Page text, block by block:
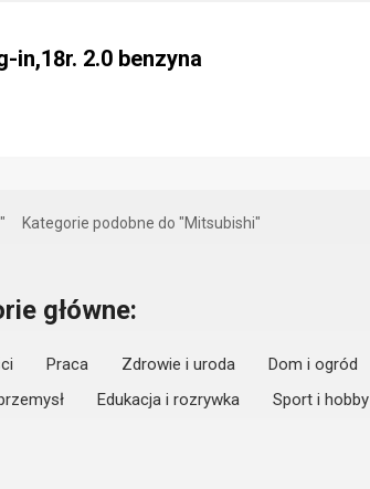
in,18r. 2.0 benzyna
Kategorie podobne do "Mitsubishi"
główne:
Praca Zdrowie i uroda Dom i ogród
Edukacja i rozrywka Sport i hobby